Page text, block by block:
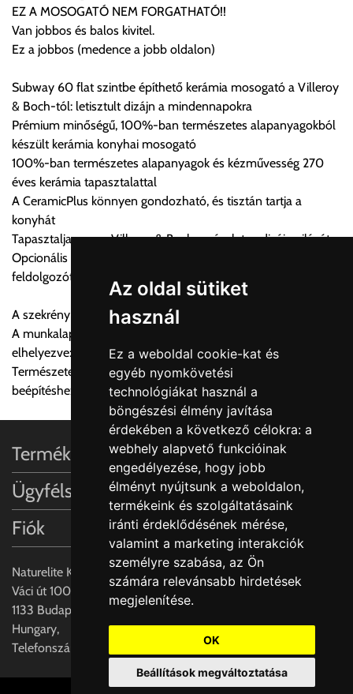
Az oldal sütiket
használ
Ez a weboldal cookie-kat és
egyéb nyomkövetési
technológiákat használ a
böngészési élmény javítása
érdekében a következő célokra: a
webhely alapvető funkcióinak
engedélyezése, hogy jobb
élményt nyújtsunk a weboldalon,
termékeink és szolgáltatásaink
iránti érdeklődésének mérése,
valamint a marketing interakciók
személyre szabása, az Ön
számára relevánsabb hirdetések
megjelenítése.
OK
Beállítások megváltoztatása
úgy esetenként több lehetőséget ajánl fel a program. Kérjük, a
vásárolt árú figyelembevételével az önnek megfelelő szállítási
költséget válassza ki.
automatikusan nem ajánl fel szállítási költséget, úgy válassza
a 0.- forintos szállítást, kollégáink megvizsgálják a vásárolt
termék adatait, majd visszaigazolják a szállítás költségét.
Ingyenes szállítási lehetőség nincs!
Egyes termékek súlyát a program nem ismeri, rendelés esetén
a központ igazolja vissza. Amennyiben a költséget az Ön által
gondoltnál magasabb értékben igazoljuk vissza, úgy a
visszaigazolástól számított 24 órán belül a terméket
lemondhatja, vagy kérheti a személyes átvételre való
módosítását.
FIGYELEM!!
KERÁMIA TERMÉKEK SZÁLLÍTATÁSA NEM, VAGY CSAK
A MEGRENDELŐ KIFEJEZETT KÉRÉSÉRE ÉS
FELELŐSSÉGÉRE LEHETSÉGES!!
Budapesti szállítások:
1, Budapestre kért szállítás esetén az általános szállítás
helyett időre történő extra szállítás kérése is lehetséges
egyedi áron. A szállítás megbeszélt időablakban lehetőség
szerint 1 órás intervallumon belüli pontos időpont
megjelöléssel kérhető munkanapokon 09.00 - 15.00 között.
A költséget a megrendeléskor rendelt termék/termékek,
valamint az ott megadott szállítási cím alapján a központ
számolja, valamint visszaigazolja.
Az árak csak a címre való szállítást tartalmazzák
anyagmozgatás, be- illetve felszállítás nélkül.
Az árak az utánvét és értékbevallási díjat nem tartalmazzák.
EZ A MOSOGATÓ NEM FORGATHATÓ!!
Van jobbos és balos kivitel.
Ez a jobbos (medence a jobb oldalon)
Subway 60 flat szintbe építhető kerámia mosogató a Villeroy
& Boch-tól: letisztult dizájn a mindennapokra
Prémium minőségű, 100%-ban természetes alapanyagokból
készült kerámia konyhai mosogató
100%-ban természetes alapanyagok és kézművesség 270
éves kerámia tapasztalattal
A CeramicPlus könnyen gondozható, és tisztán tartja a
konyhát
Tapasztalja meg a Villeroy & Boch varázslatos dizájn világát
Opcionális kiegészítők: Rozsdamentes acél beakasztható
feldolgozótálcák és vágódeszka valódi fa furnérral
A szekrény szükséges minimális szélessége: 60 cm
A munkalap minimális vastagsága mosogatógéppel
elhelyezve: legalább 4 cm
Természetes kő vagy műkő munkalapokba süllyesztett
beépítéshez
Naturelite Kft,
Váci út 100.,
1133 Budapest,
Hungary,
Telefonszám: +(36) 70-427-3837
Termékinformációk
Ügyfélszolgálat
Fiók